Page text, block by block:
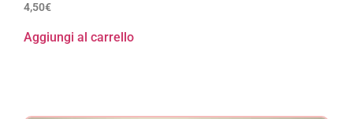
4,50€
Aggiungi al carrello